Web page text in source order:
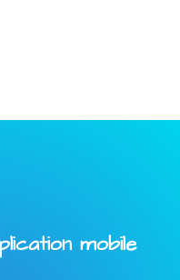
mobile